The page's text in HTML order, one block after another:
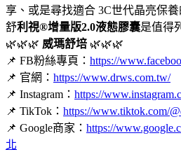
享、或是尋找適合 3C世代晶亮保
舒利視®增量版2.0液態膠囊是值得
🌿🌿🌿 威瑪舒培 🌿🌿🌿
📌 FB粉絲專頁： https://
📌 官網： https://www.drws.com.tw/
📌 Instagram： https://
📌 TikTok： https://www.tiktok.com/
📌 Google商家： https://
北